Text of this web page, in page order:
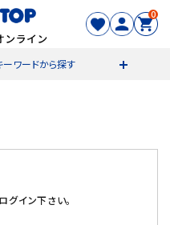
0
ーワードから探す
イン下さい。